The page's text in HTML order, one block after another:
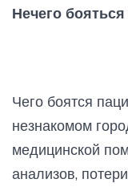
Нечего бояться
Чего боятся
незнакомом
медицинской
анализов,